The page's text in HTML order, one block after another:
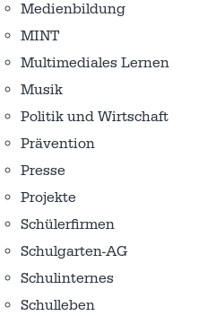
Medienbildung
MINT
Multimediales Lernen
Musik
Politik und Wirtschaft
Prävention
Presse
Projekte
Schülerfirmen
Schulgarten-AG
Schulinternes
Schulleben